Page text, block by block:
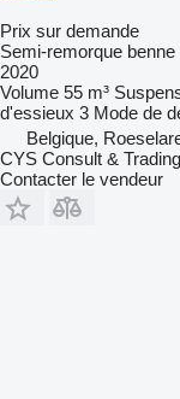
Prix sur demande
Semi-remorque benne
2020
Volume 55 m³
d'essieux 3 Mode de
Belgique,
CYS Consult &
Contacter le vendeur